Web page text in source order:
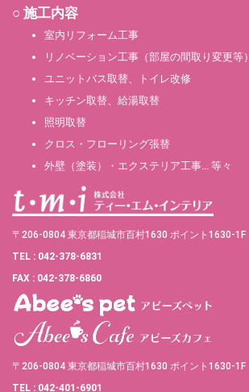
○ 施工内容
室内リフォーム工事
リノベーション工事（部屋の間取り変更等）
ユニットバス取替、トイレ改修
キッチン取替、給湯取替
照明取替
クロス・フローリング張替
外壁（塗装）・エクステリア工事… 等々
〒206-0804 東京都稲城市百村1630 ポイント1630-1F
TEL : 042-378-6831
FAX : 042-378-6860
〒206-0804 東京都稲城市百村1630 ポイント1630-1F
TEL : 042-401-6901